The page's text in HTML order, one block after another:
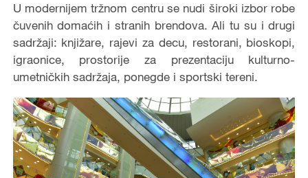
U modernijem tržnom centru se nudi široki izbor robe
čuvenih domaćih i stranih brendova. Ali tu su i drugi
sadržaji: knjižare, rajevi za decu, restorani, bioskopi,
igraonice, prostorije za prezentaciju kulturno-
umetničkih sadržaja, ponegde i sportski tereni.